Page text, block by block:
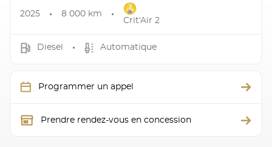
2025 8 000 km
Crit'Air 2
Diesel Automatique
Programmer un appel
Prendre rendez-vous en concession